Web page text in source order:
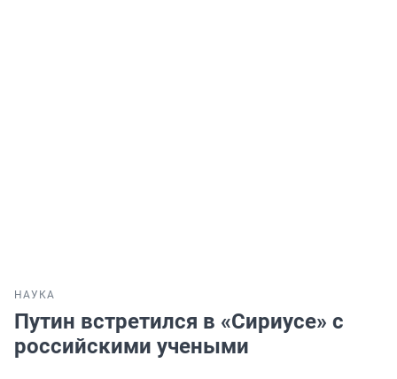
НАУКА
Путин встретился в «Сириусе» с
российскими учеными